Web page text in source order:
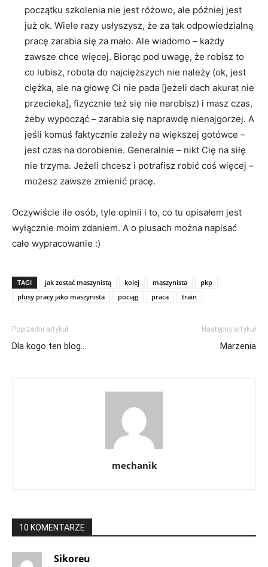
początku szkolenia nie jest różowo, ale później jest
już ok. Wiele razy usłyszysz, że za tak odpowiedzialną
pracę zarabia się za mało. Ale wiadomo – każdy
zawsze chce więcej. Biorąc pod uwagę, że robisz to
co lubisz, robota do najcięższych nie należy (ok, jest
ciężka, ale na głowę Ci nie pada [jeżeli dach akurat nie
przecieka], fizycznie też się nie narobisz) i masz czas,
żeby wypocząć – zarabia się naprawdę nienajgorzej. A
jeśli komuś faktycznie zależy na większej gotówce –
jest czas na dorobienie. Generalnie – nikt Cię na siłę
nie trzyma. Jeżeli chcesz i potrafisz robić coś więcej –
możesz zawsze zmienić pracę.
Oczywiście ile osób, tyle opinii i to, co tu opisałem jest
wyłącznie moim zdaniem. A o plusach można napisać
całe wypracowanie :)
TAGI jak zostać maszynistą kolej maszynista
pkp
plusy pracy jako maszynista
pociąg praca train
Poprzedni artykuł
Dla kogo ten blog…
Następny artykuł
Marzenia
mechanik
10 KOMENTARZE
Sikoreu